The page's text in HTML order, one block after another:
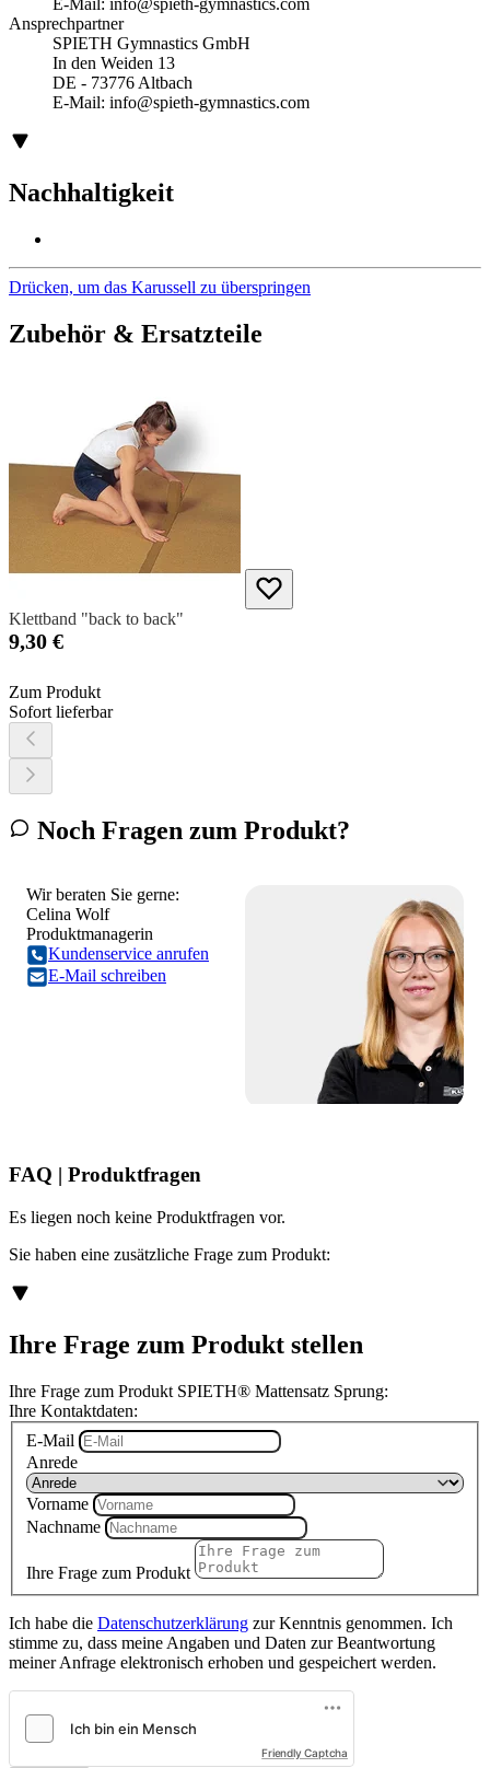
E-Mail: info@spieth-gymnastics.com
Ansprechpartner
SPIETH Gymnastics GmbH
In den Weiden 13
DE - 73776 Altbach
E-Mail: info@spieth-gymnastics.com
Nachhaltigkeit
Drücken, um das Karussell zu überspringen
Zubehör & Ersatzteile
Klettband "back to back"
9,30 €
Zum Produkt
Sofort lieferbar
Noch Fragen zum Produkt?
Wir beraten Sie gerne:
Celina Wolf
Produktmanagerin
Kundenservice anrufen
E-Mail schreiben
FAQ | Produktfragen
Es liegen noch keine Produktfragen vor.
Sie haben eine zusätzliche Frage zum Produkt:
Ihre Frage zum Produkt stellen
Ihre Frage zum Produkt SPIETH® Mattensatz Sprung:
Ihre Kontaktdaten:
E-Mail
Anrede
Vorname
Nachname
Ihre Frage zum Produkt
Ich habe die Datenschutzerklärung zur Kenntnis genommen. Ich
stimme zu, dass meine Angaben und Daten zur Beantwortung
meiner Anfrage elektronisch erhoben und gespeichert werden.
Friendly Captcha